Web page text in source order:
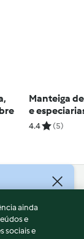
Manteiga
e
4.4 (5)
ainda
e
sociais e